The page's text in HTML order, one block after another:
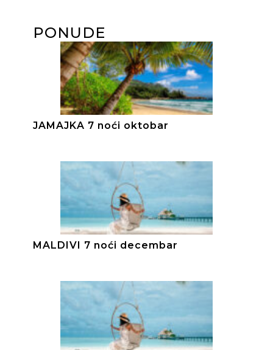
PONUDE
JAMAJKA 7 noći oktobar
MALDIVI 7 noći decembar